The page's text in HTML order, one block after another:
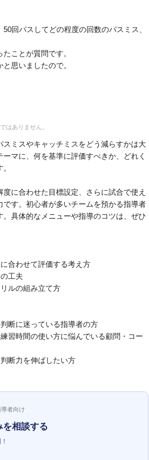
回パスしてどの程度の回数のパスミス、
ことが質問です。
思いましたので。
はありません。
ミスやキャッチミスをどう減らすかは大
マに、何を基準に評価すべきか、どれく
に合わせた目標設定、さらに試合で使え
す。初心者が多いチームを預かる指導者
具体的なメニューや指導のコツは、ぜひ
合わせて評価する考え方
工夫
ルの組み立て方
断に迷っている指導者の方
習時間の使い方に悩んでいる顧問・コー
断力を伸ばしたい方
者向け
相談する